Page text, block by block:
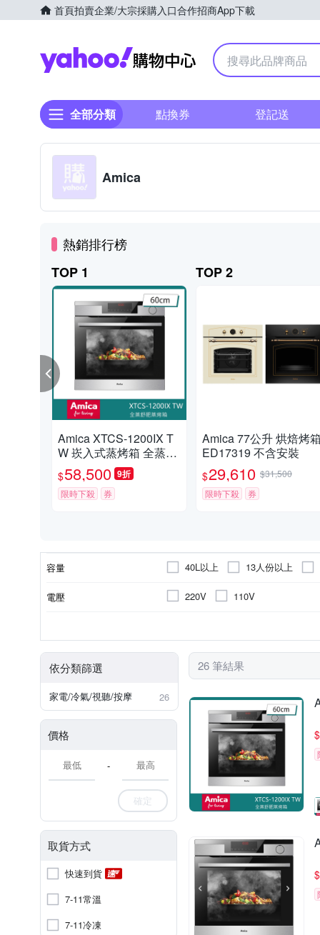
首頁拍賣企業/大宗採購入口合作招商App下載
Yahoo購物中心
全部分類 點換券 登記送
Amica
熱銷排行榜
TOP 1
Amica XTCS-1200IX T
W 崁入式蒸烤箱 全蒸舒
肥 自動開門 多工料理60
cm
$58,500 9折
限時下殺 券
TOP 2
Amica 77公升 烘焙烤箱
ED17319 不含安裝
$29,610 $31,500
限時下殺
券
容量 40L以上 13人份以上
電壓 220V 110V
依分類篩選
家電/冷氣/視聽/按摩 26
價格
-
確定
取貨方式
快速到貨
7-11常溫
7-11冷凍
26 筆結果
$
$